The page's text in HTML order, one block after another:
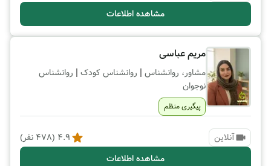
مشاهده اطلاعات
مریم عباسی
مشاور، روانشناس | روانشناس کودک | روانشناس
نوجوان
پیگیری منظم
آنلاین 4.9
(
478 نفر)
مشاهده اطلاعات